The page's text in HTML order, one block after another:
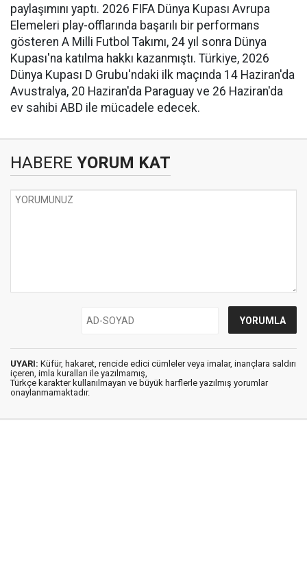
paylaşımını yaptı. 2026 FIFA Dünya Kupası Avrupa
Elemeleri play-offlarında başarılı bir performans
gösteren A Milli Futbol Takımı, 24 yıl sonra Dünya
Kupası'na katılma hakkı kazanmıştı. Türkiye, 2026
Dünya Kupası D Grubu'ndaki ilk maçında 14 Haziran'da
Avustralya, 20 Haziran'da Paraguay ve 26 Haziran'da
ev sahibi ABD ile mücadele edecek.
HABERE YORUM KAT
UYARI: Küfür, hakaret, rencide edici cümleler veya imalar, inançlara saldırı
içeren, imla kuralları ile yazılmamış,
Türkçe karakter kullanılmayan ve büyük harflerle yazılmış yorumlar
onaylanmamaktadır.